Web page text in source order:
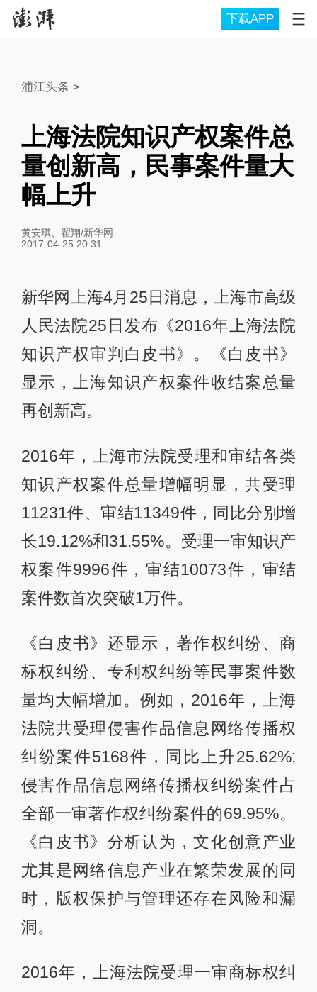
下载APP
浦江头条 >
上海法院知识产权案件总
量创新高，民事案件量大
幅上升
黄安琪、翟翔/新华网
2017-04-25 20:31
新华网上海4月25日消息，上海市高级
人民法院25日发布《2016年上海法院
知识产权审判白皮书》。《白皮书》
显示，上海知识产权案件收结案总量
再创新高。
2016年，上海市法院受理和审结各类
知识产权案件总量增幅明显，共受理
11231件、审结11349件，同比分别增
长19.12%和31.55%。受理一审知识产
权案件9996件，审结10073件，审结
案件数首次突破1万件。
《白皮书》还显示，著作权纠纷、商
标权纠纷、专利权纠纷等民事案件数
量均大幅增加。例如，2016年，上海
法院共受理侵害作品信息网络传播权
纠纷案件5168件，同比上升25.62%;
侵害作品信息网络传播权纠纷案件占
全部一审著作权纠纷案件的69.95%。
《白皮书》分析认为，文化创意产业
尤其是网络信息产业在繁荣发展的同
时，版权保护与管理还存在风险和漏
洞。
2016年，上海法院受理一审商标权纠